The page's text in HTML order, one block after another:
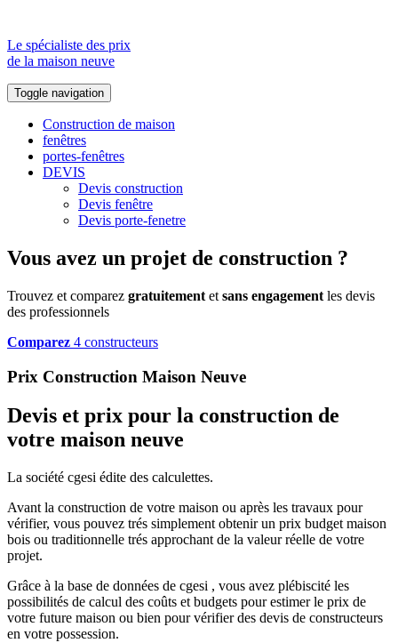
Le spécialiste des prix
de la maison neuve
Toggle navigation
Construction de maison
fenêtres
portes-fenêtres
DEVIS
Devis construction
Devis fenêtre
Devis porte-fenetre
Vous avez un projet de construction ?
Trouvez et comparez gratuitement et sans engagement les devis
des professionnels
Comparez 4 constructeurs
Prix Construction Maison Neuve
Devis et prix pour la construction de
votre maison neuve
La société cgesi édite des calculettes.
Avant la construction de votre maison ou après les travaux pour
vérifier, vous pouvez trés simplement obtenir un prix budget maison
bois ou traditionnelle trés approchant de la valeur réelle de votre
projet.
Grâce à la base de données de cgesi , vous avez plébiscité les
possibilités de calcul des coûts et budgets pour estimer le prix de
votre future maison ou bien pour vérifier des devis de constructeurs
en votre possession.